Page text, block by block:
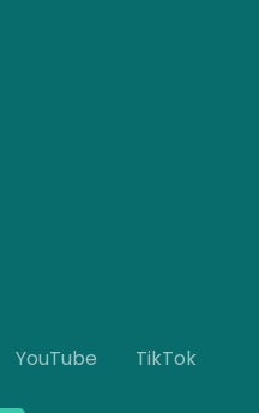
YouTube TikTok